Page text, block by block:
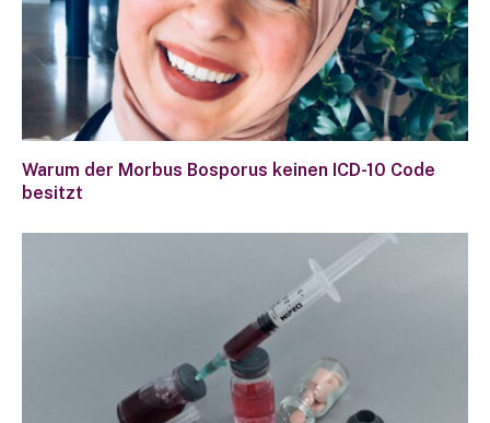
Warum der Morbus Bosporus keinen ICD-10 Code
besitzt